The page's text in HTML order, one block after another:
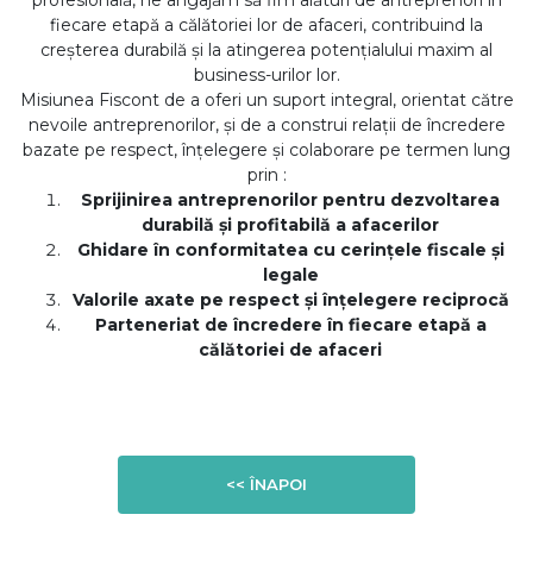
fiecare etapă a călătoriei lor de afaceri, contribuind la
creșterea durabilă și la atingerea potențialului maxim al
business-urilor lor.
Misiunea Fiscont de a oferi un suport integral, orientat către
nevoile antreprenorilor, și de a construi relații de încredere
bazate pe respect, înțelegere și colaborare pe termen lung
prin :
Sprijinirea antreprenorilor pentru dezvoltarea
durabilă și profitabilă a afacerilor
Ghidare în conformitatea cu cerințele fiscale și
legale
Valorile axate pe respect și înțelegere reciprocă
Parteneriat de încredere în fiecare etapă a
călătoriei de afaceri
<< ÎNAPOI